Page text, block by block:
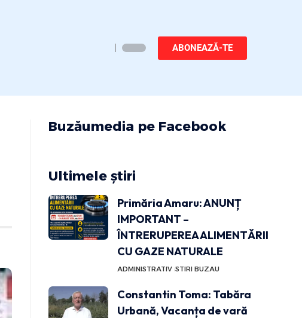
ABONEAZĂ-TE
Buzăumedia pe Facebook
Ultimele știri
Primăria Amaru: ANUNȚ
IMPORTANT –
ÎNTRERUPEREA ALIMENTĂRII
CU GAZE NATURALE
ADMINISTRATIV STIRI BUZAU
Constantin Toma: Tabăra
Urbană, Vacanța de vară